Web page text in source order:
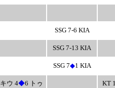
SSG 7-6 KIA
SSG 7-13 KIA
SSG 7◆1 KIA
キウ 4◆6 トゥ KT